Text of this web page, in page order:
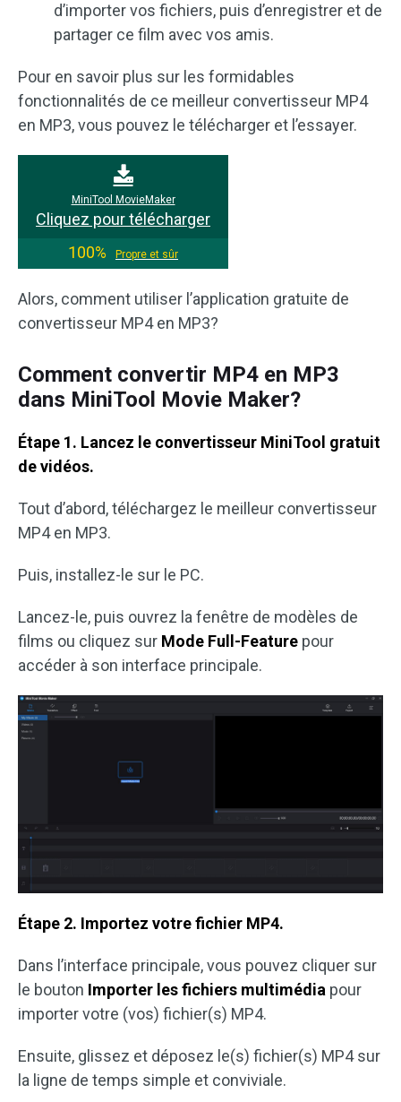
d’importer vos fichiers, puis d’enregistrer et de
partager ce film avec vos amis.
Pour en savoir plus sur les formidables
fonctionnalités de ce meilleur convertisseur MP4
en MP3, vous pouvez le télécharger et l’essayer.
MiniTool MovieMaker
Cliquez pour télécharger
100%
Propre et sûr
Alors, comment utiliser l’application gratuite de
convertisseur MP4 en MP3?
Comment convertir MP4 en MP3
dans MiniTool Movie Maker?
Étape 1. Lancez le convertisseur MiniTool gratuit
de vidéos.
Tout d’abord, téléchargez le meilleur convertisseur
MP4 en MP3.
Puis, installez-le sur le PC.
Lancez-le, puis ouvrez la fenêtre de modèles de
films ou cliquez sur Mode Full-Feature pour
accéder à son interface principale.
Étape 2. Importez votre fichier MP4.
Dans l’interface principale, vous pouvez cliquer sur
le bouton Importer les fichiers multimédia pour
importer votre (vos) fichier(s) MP4.
Ensuite, glissez et déposez le(s) fichier(s) MP4 sur
la ligne de temps simple et conviviale.